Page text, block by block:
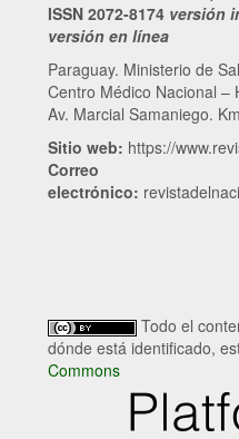
ISSN 2072-8174 versión
versión en línea
Paraguay. Ministerio de
Centro Médico Nacional –
Av. Marcial Samaniego.
Sitio web: https://
Correo
electrónico:
Todo el
dónde está identificado,
Commons